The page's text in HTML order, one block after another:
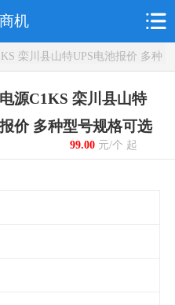
机
栾川县山特UPS电池报价 多种
源C1KS 栾川县山特
价 多种型号规格可选
99.00元/个 起